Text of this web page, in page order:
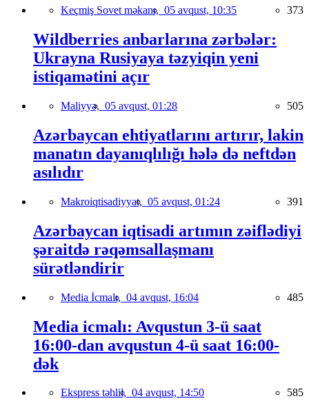
Keçmiş Sovet məkanı, 05 avqust, 10:35 373
Wildberries anbarlarına zərbələr:
Ukrayna Rusiyaya təzyiqin yeni
istiqamətini açır
Maliyyə, 05 avqust, 01:28 505
Azərbaycan ehtiyatlarını artırır, lakin
manatın dayanıqlılığı hələ də neftdən
asılıdır
Makroiqtisadiyyat, 05 avqust, 01:24 391
Azərbaycan iqtisadi artımın zəiflədiyi
şəraitdə rəqəmsallaşmanı
sürətləndirir
Media İcmalı, 04 avqust, 16:04 485
Media icmalı: Avqustun 3-ü saat
16:00-dan avqustun 4-ü saat 16:00-
dək
Ekspress təhlil, 04 avqust, 14:50 585